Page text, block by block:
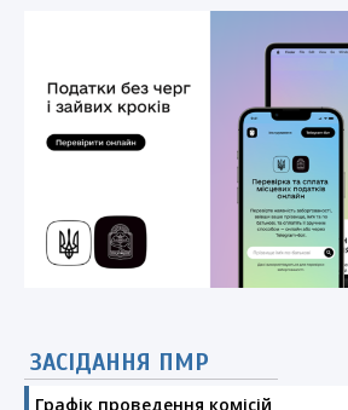
ЗАСІДАННЯ ПМР
Графік проведення комісій